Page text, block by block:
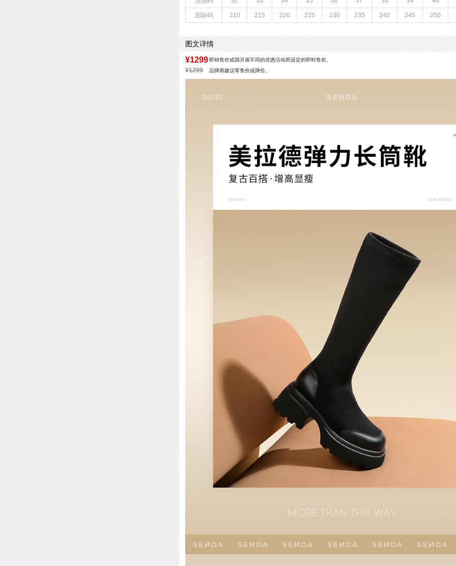
前掌高度：无
款式季节：冬季
配跟：无
鞋垫材质：人造短毛绒
鞋面材质：复合材料,织物面料
鞋面图案：纯色
参考鞋长(女)：26CM
制鞋工艺：胶贴皮鞋
跟高数值：6.5CM
皮质特征：织物
筒高范围：高筒（28cm到及膝）
里料材质：人造短毛绒
跟高范围：高跟鞋（6-8CM）
风格：休闲
国际码 210 215 220 225 230 235 240 245 250
图文详情
¥1299 即销售价或因开展不同的优惠活动而设定的即时售价。
¥1299 品牌商建议零售价或牌价。